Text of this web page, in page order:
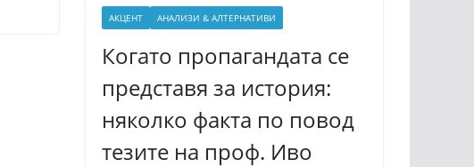
АКЦЕНТ АНАЛИЗИ & АЛТЕРНАТИВИ
Когато пропагандата се
представя за история:
няколко факта по повод
тезите на проф. Иво